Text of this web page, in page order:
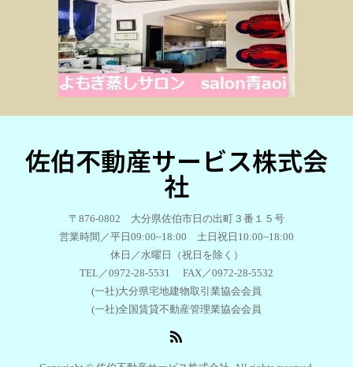
佐伯不動産サービス株式会
社
〒876-0802 大分県佐伯市日の出町３番１５号
営業時間／平日09:00~18:00 土日祝日10:00~18:00
休日／水曜日（祝日を除く）
TEL／0972-28-5531 FAX／0972-28-5532
(一社)大分県宅地建物取引業協会会員
(一社)全国賃貸不動産管理業協会会員